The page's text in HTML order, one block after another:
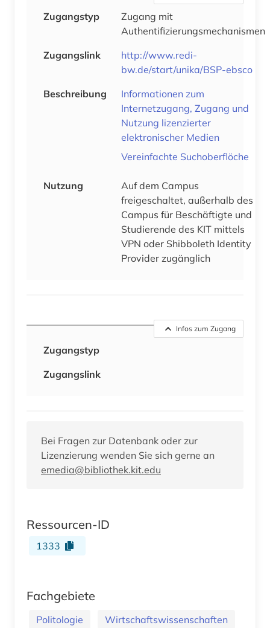
Zugangstyp
Zugang mit
Authentifizierungsmechanismen
Zugangslink
http://www.redi-
bw.de/start/unika/BSP-ebsco
Beschreibung
Informationen zum
Internetzugang, Zugang und
Nutzung lizenzierter
elektronischer Medien
Vereinfachte Suchoberflöche
Nutzung
Auf dem Campus
freigeschaltet, außerhalb des
Campus für Beschäftigte und
Studierende des KIT mittels
VPN oder Shibboleth Identity
Provider zugänglich
Infos zum Zugang
Zugangstyp
Zugangslink
Bei Fragen zur Datenbank oder zur
Lizenzierung wenden Sie sich gerne an
emedia@bibliothek.kit.edu
Ressourcen-ID
1333
Fachgebiete
Politologie Wirtschaftswissenschaften